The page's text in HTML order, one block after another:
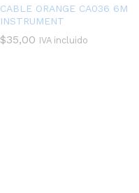
CABLE ORANGE CA036 6M
INSTRUMENT
$35,00 IVA incluido